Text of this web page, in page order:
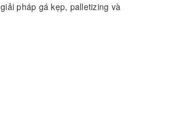
pháp gá kẹp, palletizing và